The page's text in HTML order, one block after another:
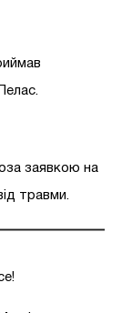
заявкою на
травми.